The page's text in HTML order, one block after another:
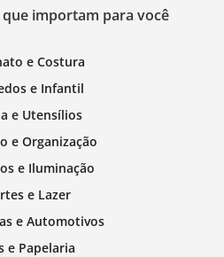
que importam para você
e Costura
e Infantil
e Utensílios
e Organização
e Iluminação
e Lazer
e Automotivos
e Papelaria